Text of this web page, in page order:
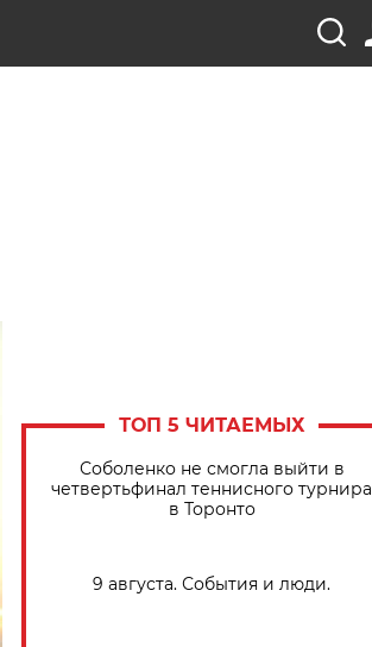
ТОП 5 ЧИТАЕМЫХ
Соболенко не смогла выйти в
четвертьфинал теннисного турнира
в Торонто
9 августа. События и люди.